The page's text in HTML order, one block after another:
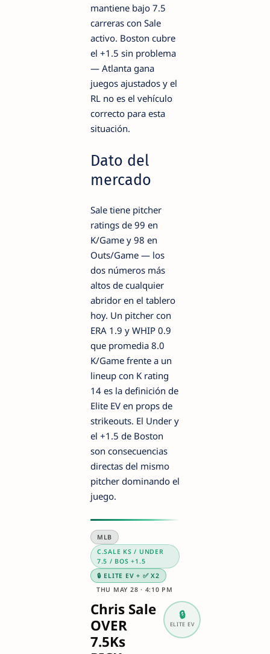
mantiene bajo 7.5
carreras con Sale
activo. Boston cubre
el +1.5 sin problema
— Atlanta gana
juegos ajustados y el
RL no es el vehículo
correcto para esta
situación.
Dato del
mercado
Sale tiene pitcher
ratings de 99 en
K/Game y 98 en
Outs/Game — los
dos números más
altos de cualquier
abridor en el tablero
hoy. Un pitcher con
ERA 1.9 y WHIP 0.9
que promedia 8.0
K/Game frente a un
lineup con K rating
14 es la definición de
Elite EV en props de
strikeouts. El Under y
el +1.5 de Boston
son consecuencias
directas del mismo
pitcher dominando el
juego.
MLB
C.SALE KS / UNDER
7.5 / BOS +1.5
🔒 ELITE EV + ✅ X2
THU MAY 28 · 4:10 PM
Chris Sale
OVER
7.5Ks
🔒
ELITE EV